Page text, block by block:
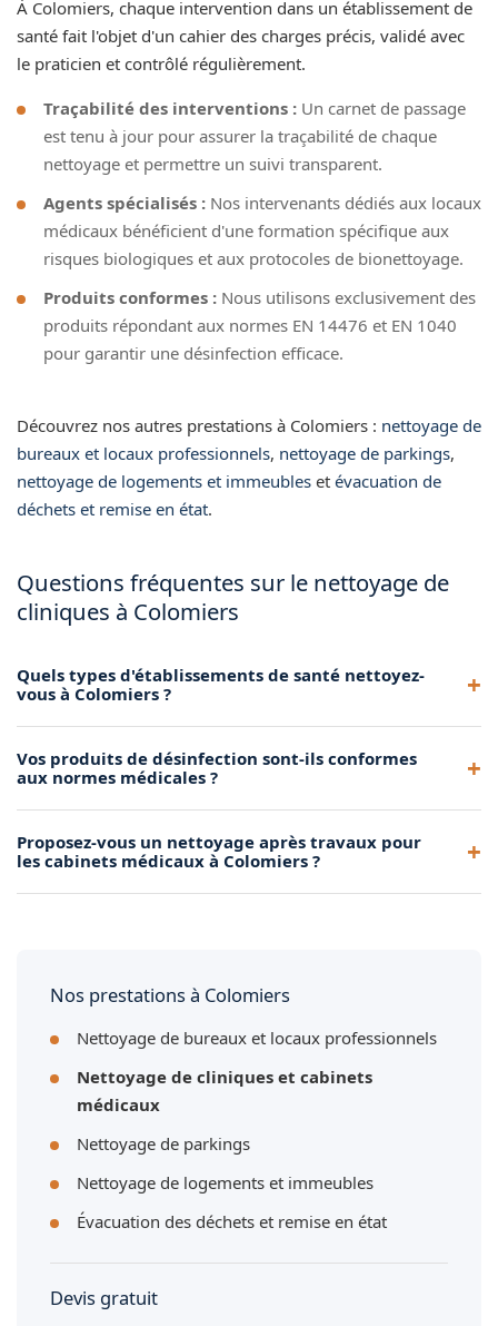
À Colomiers, chaque intervention dans un établissement de
santé fait l'objet d'un cahier des charges précis, validé avec
le praticien et contrôlé régulièrement.
Traçabilité des interventions : Un carnet de passage
est tenu à jour pour assurer la traçabilité de chaque
nettoyage et permettre un suivi transparent.
Agents spécialisés : Nos intervenants dédiés aux locaux
médicaux bénéficient d'une formation spécifique aux
risques biologiques et aux protocoles de bionettoyage.
Produits conformes : Nous utilisons exclusivement des
produits répondant aux normes EN 14476 et EN 1040
pour garantir une désinfection efficace.
Découvrez nos autres prestations à Colomiers : nettoyage de
bureaux et locaux professionnels, nettoyage de parkings,
nettoyage de logements et immeubles et évacuation de
déchets et remise en état.
Questions fréquentes sur le nettoyage de
cliniques à Colomiers
Quels types d'établissements de santé nettoyez-
vous à Colomiers ?
kinésithérapie, les cliniques vétérinaires, les laboratoires
Vos produits de désinfection sont-ils conformes
aux normes médicales ?
virucides et fongicides conformes aux normes européennes
Proposez-vous un nettoyage après travaux pour
les cabinets médicaux à Colomiers ?
surfaces et la désinfection intégrale avant ouverture.
Nos prestations à Colomiers
Nettoyage de bureaux et locaux professionnels
Nettoyage de cliniques et cabinets
médicaux
Nettoyage de parkings
Nettoyage de logements et immeubles
Évacuation des déchets et remise en état
Devis gratuit